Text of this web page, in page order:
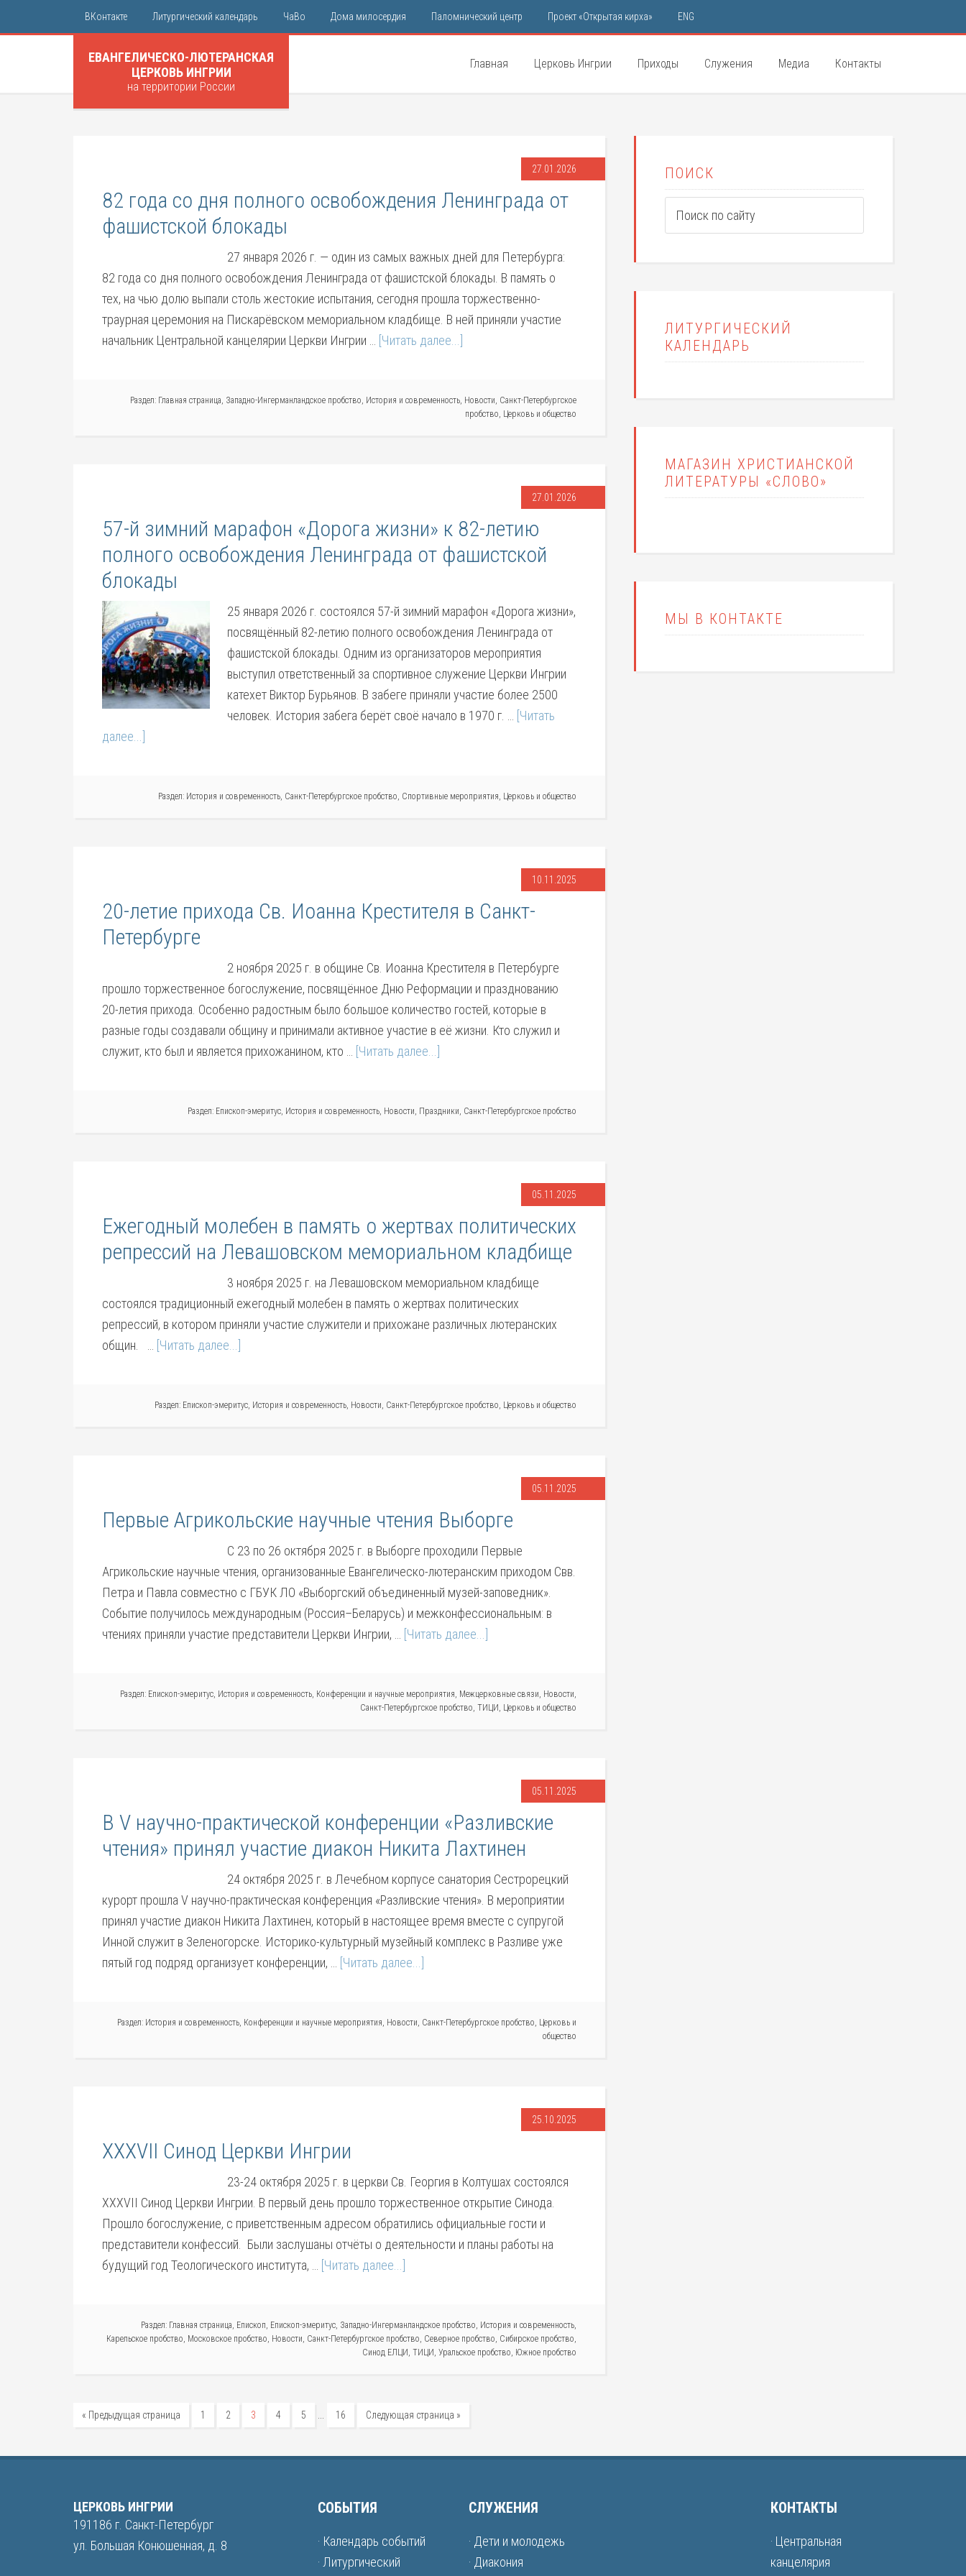
ВКонтакте Литургический календарь ЧаВо Дома милосердия Паломнический центр Проект «Открытая кирха» ENG
ЕВАНГЕЛИЧЕСКО-ЛЮТЕРАНСКАЯ
ЦЕРКОВЬ ИНГРИИ
на территории России
Главная Церковь Ингрии Приходы Служения Медиа Контакты
27.01.2026
82 года со дня полного освобождения Ленинграда от
фашистской блокады
27 января 2026 г. — один из самых важных дней для Петербурга:
82 года со дня полного освобождения Ленинграда от фашистской блокады. В память о
тех, на чью долю выпали столь жестокие испытания, сегодня прошла торжественно-
траурная церемония на Пискарёвском мемориальном кладбище. В ней приняли участие
начальник Центральной канцелярии Церкви Ингрии …
[Читать далее...]
Раздел: Главная страница, Западно-Ингерманландское пробство, История и современность, Новости, Санкт-Петербургское
пробство, Церковь и общество
27.01.2026
57-й зимний марафон «Дорога жизни» к 82-летию
полного освобождения Ленинграда от фашистской
блокады
25 января 2026 г. состоялся 57-й зимний марафон «Дорога жизни»,
посвящённый 82-летию полного освобождения Ленинграда от
фашистской блокады. Одним из организаторов мероприятия
выступил ответственный за спортивное служение Церкви Ингрии
катехет Виктор Бурьянов. В забеге приняли участие более 2500
человек. История забега берёт своё начало в 1970 г. …
[Читать
далее...]
Раздел: История и современность, Санкт-Петербургское пробство, Спортивные мероприятия, Церковь и общество
10.11.2025
20-летие прихода Св. Иоанна Крестителя в Санкт-
Петербурге
2 ноября 2025 г. в общине Св. Иоанна Крестителя в Петербурге
прошло торжественное богослужение, посвящённое Дню Реформации и празднованию
20-летия прихода. Особенно радостным было большое количество гостей, которые в
разные годы создавали общину и принимали активное участие в её жизни. Кто служил и
служит, кто был и является прихожанином, кто …
[Читать далее...]
Раздел: Епископ-эмеритус, История и современность, Новости, Праздники, Санкт-Петербургское пробство
05.11.2025
Ежегодный молебен в память о жертвах политических
репрессий на Левашовском мемориальном кладбище
3 ноября 2025 г. на Левашовском мемориальном кладбище
состоялся традиционный ежегодный молебен в память о жертвах политических
репрессий, в котором приняли участие служители и прихожане различных лютеранских
общин. …
[Читать далее...]
Раздел: Епископ-эмеритус, История и современность, Новости, Санкт-Петербургское пробство, Церковь и общество
05.11.2025
Первые Агрикольские научные чтения Выборге
С 23 по 26 октября 2025 г. в Выборге проходили Первые
Агрикольские научные чтения, организованные Евангелическо-лютеранским приходом Свв.
Петра и Павла совместно с ГБУК ЛО «Выборгский объединенный музей-заповедник».
Событие получилось международным (Россия–Беларусь) и межконфессиональным: в
чтениях приняли участие представители Церкви Ингрии, …
[Читать далее...]
Раздел: Епископ-эмеритус, История и современность, Конференции и научные мероприятия, Межцерковные связи, Новости,
Санкт-Петербургское пробство, ТИЦИ , Церковь и общество
05.11.2025
В V научно-практической конференции «Разливские
чтения» принял участие диакон Никита Лахтинен
24 октября 2025 г. в Лечебном корпусе санатория Сестрорецкий
курорт прошла V научно-практическая конференция «Разливские чтения». В мероприятии
принял участие диакон Никита Лахтинен, который в настоящее время вместе с супругой
Инной служит в Зеленогорске. Историко-культурный музейный комплекс в Разливе уже
пятый год подряд организует конференции, …
[Читать далее...]
Раздел: История и современность, Конференции и научные мероприятия, Новости, Санкт-Петербургское пробство, Церковь и
общество
25.10.2025
XXXVII Синод Церкви Ингрии
23-24 октября 2025 г. в церкви Cв. Георгия в Колтушах состоялся
XXXVII Синод Церкви Ингрии. В первый день прошло торжественное открытие Синода.
Прошло богослужение, с приветственным адресом обратились официальные гости и
представители конфессий. Были заслушаны отчёты о деятельности и планы работы на
будущий год Теологического института, …
[Читать далее...]
Раздел: Главная страница, Епископ, Епископ-эмеритус, Западно-Ингерманландское пробство, История и современность,
Карельское пробство, Московское пробство, Новости, Санкт-Петербургское пробство, Северное пробство, Сибирское пробство,
Синод ЕЛЦИ , ТИЦИ , Уральское пробство, Южное пробство
« Предыдущая страница 1 2 3 4 5 16 Следующая страница »
ПОИСК
ЛИТУРГИЧЕСКИЙ
КАЛЕНДАРЬ
МАГАЗИН ХРИСТИАНСКОЙ
ЛИТЕРАТУРЫ «СЛОВО»
МЫ В КОНТАКТЕ
ЦЕРКОВЬ ИНГРИИ
191186 г. Санкт-Петербург
ул. Большая Конюшенная, д. 8
СОБЫТИЯ
· Календарь событий
· Литургический
СЛУЖЕНИЯ
· Дети и молодежь
· Диакония
КОНТАКТЫ
· Центральная
канцелярия